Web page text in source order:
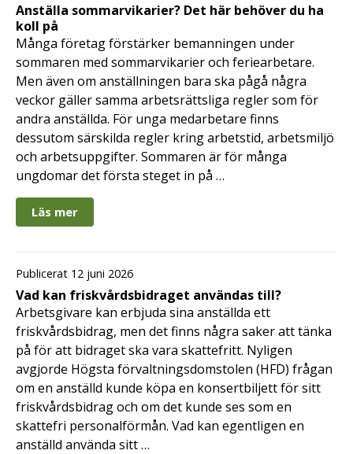
Anställa sommarvikarier? Det här behöver du ha
koll på
Många företag förstärker bemanningen under
sommaren med sommarvikarier och feriearbetare.
Men även om anställningen bara ska pågå några
veckor gäller samma arbetsrättsliga regler som för
andra anställda. För unga medarbetare finns
dessutom särskilda regler kring arbetstid, arbetsmiljö
och arbetsuppgifter. Sommaren är för många
ungdomar det första steget in på …
Läs mer
Publicerat 12 juni 2026
Vad kan friskvårdsbidraget användas till?
Arbetsgivare kan erbjuda sina anställda ett
friskvårdsbidrag, men det finns några saker att tänka
på för att bidraget ska vara skattefritt. Nyligen
avgjorde Högsta förvaltningsdomstolen (HFD) frågan
om en anställd kunde köpa en konsertbiljett för sitt
friskvårdsbidrag och om det kunde ses som en
skattefri personalförmån. Vad kan egentligen en
anställd använda sitt …